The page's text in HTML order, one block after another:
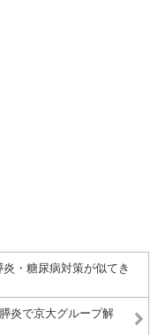
・糖尿病対策が似てき
炎で京大グループ解